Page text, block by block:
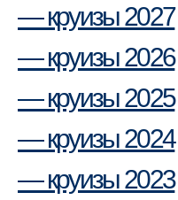
— круизы 2027
— круизы 2026
— круизы 2025
— круизы 2024
— круизы 2023